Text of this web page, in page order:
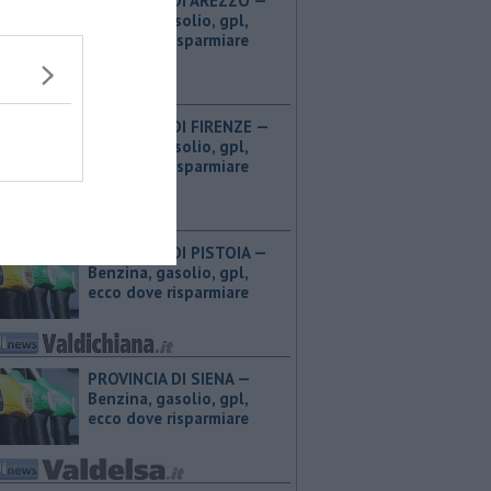
Benzina, gasolio, gpl,
ecco dove risparmiare
PROVINCIA DI FIRENZE — ​
Benzina, gasolio, gpl,
ecco dove risparmiare
PROVINCIA DI PISTOIA — ​
Benzina, gasolio, gpl,
ecco dove risparmiare
PROVINCIA DI SIENA — ​
Benzina, gasolio, gpl,
ecco dove risparmiare